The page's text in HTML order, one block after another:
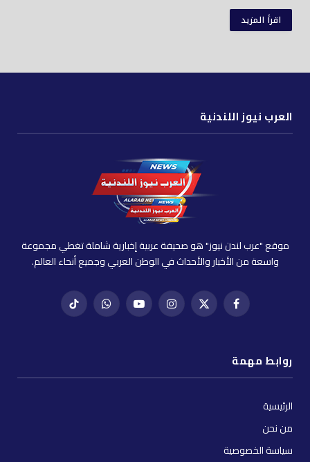
اقرأ المزيد
العرب نيوز اللندنية
موقع "عرب لندن نيوز" هو صحيفة عربية إخبارية شاملة تغطي مجموعة
واسعة من الأخبار والأحداث في الوطن العربي وجميع أنحاء العالم.
فيسبوكX
إنستغراميوتيوب واتساب تيك
روابط مهمة
الرئيسية
من نحن
سياسة الخصوصية